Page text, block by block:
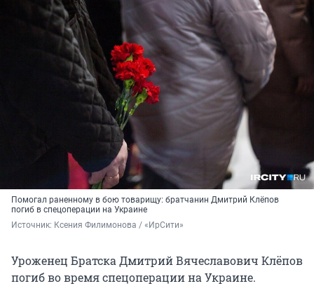
Помогал раненному в бою товарищу: братчанин Дмитрий Клёпов
погиб в спецоперации на Украине
Источник: Ксения Филимонова / «ИрСити»
Уроженец Братска Дмитрий Вячеславович Клёпов
погиб во время спецоперации на Украине.